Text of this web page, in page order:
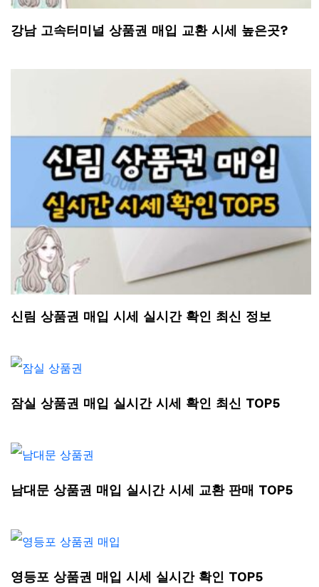
강남 고속터미널 상품권 매입 교환 시세 높은곳?
신림 상품권 매입 시세 실시간 확인 최신 정보
잠실 상품권 매입 실시간 시세 확인 최신 TOP5
남대문 상품권 매입 실시간 시세 교환 판매 TOP5
영등포 상품권 매입 시세 실시간 확인 TOP5